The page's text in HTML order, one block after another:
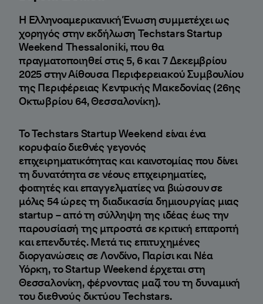
Η Ελληνοαμερικανική Ένωση συμμετέχει ως
χορηγός στην εκδήλωση Techstars Startup
Weekend Thessaloniki, που θα
πραγματοποιηθεί στις 5, 6 και 7 Δεκεμβρίου
2025 στην Αίθουσα Περιφερειακού Συμβουλίου
της Περιφέρειας Κεντρικής Μακεδονίας (26ης
Οκτωβρίου 64, Θεσσαλονίκη).
Το Techstars Startup Weekend είναι ένα
κορυφαίο διεθνές γεγονός
επιχειρηματικότητας και καινοτομίας που δίνει
τη δυνατότητα σε νέους επιχειρηματίες,
φοιτητές και επαγγελματίες να βιώσουν σε
μόλις 54 ώρες τη διαδικασία δημιουργίας μιας
startup – από τη σύλληψη της ιδέας έως την
παρουσίασή της μπροστά σε κριτική επιτροπή
και επενδυτές. Μετά τις επιτυχημένες
διοργανώσεις σε Λονδίνο, Παρίσι και Νέα
Υόρκη, το Startup Weekend έρχεται στη
Θεσσαλονίκη, φέρνοντας μαζί του τη δυναμική
του διεθνούς δικτύου Techstars.